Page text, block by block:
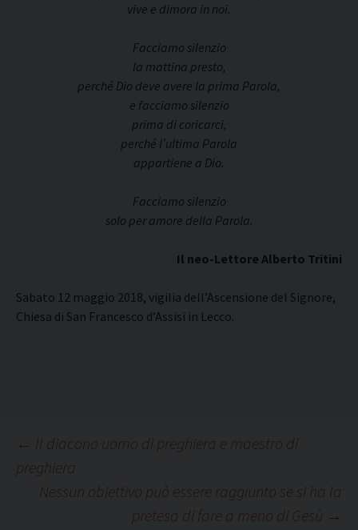
vive e dimora in noi.
Facciamo silenzio
la mattina presto,
perché Dio deve avere la prima Parola,
e facciamo silenzio
prima di coricarci,
perché l’ultima Parola
appartiene a Dio.
Facciamo silenzio
solo per amore della Parola.
Il neo-Lettore Alberto Tritini
Sabato 12 maggio 2018, vigilia dell’Ascensione del Signore,
Chiesa di San Francesco d’Assisi in Lecco.
Navigazione
articolo
← Il diacono uomo di preghiera e maestro di
preghiera
Nessun obiettivo può essere raggiunto se si ha la
pretesa di fare a meno di Gesù →